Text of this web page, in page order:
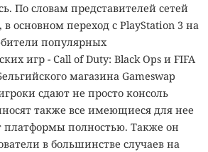
По словам представителей сетей
основном переход с PlayStation 3 на
популярных
игр - Call of Duty: Black Ops и FIFA
магазина Gameswap
сдают не просто консоль
также все имеющиеся для нее
платформы полностью. Также он
в большинстве случаев на